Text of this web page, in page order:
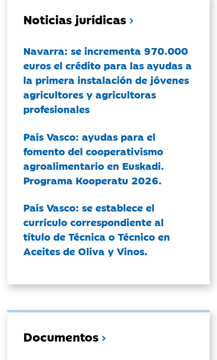
Noticias jurídicas
Navarra: se incrementa 970.000
euros el crédito para las ayudas a
la primera instalación de jóvenes
agricultores y agricultoras
profesionales
País Vasco: ayudas para el
fomento del cooperativismo
agroalimentario en Euskadi.
Programa Kooperatu 2026.
País Vasco: se establece el
currículo correspondiente al
título de Técnica o Técnico en
Aceites de Oliva y Vinos.
Documentos